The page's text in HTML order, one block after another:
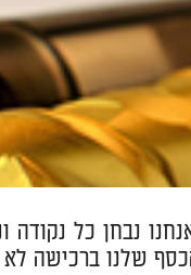
נבחן כל
שלנו ברכישה